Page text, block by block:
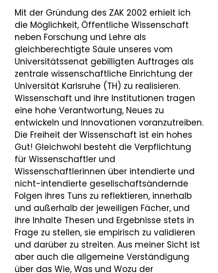
Mit der Gründung des ZAK 2002 erhielt ich
die Möglichkeit, Öffentliche Wissenschaft
neben Forschung und Lehre als
gleichberechtigte Säule unseres vom
Universitätssenat gebilligten Auftrages als
zentrale wissenschaftliche Einrichtung der
Universität Karlsruhe (TH) zu realisieren.
Wissenschaft und ihre Institutionen tragen
eine hohe Verantwortung, Neues zu
entwickeln und Innovationen voranzutreiben.
Die Freiheit der Wissenschaft ist ein hohes
Gut! Gleichwohl besteht die Verpflichtung
für Wissenschaftler und
Wissenschaftlerinnen über intendierte und
nicht-intendierte gesellschaftsändernde
Folgen ihres Tuns zu reflektieren, innerhalb
und außerhalb der jeweiligen Fächer, und
ihre Inhalte Thesen und Ergebnisse stets in
Frage zu stellen, sie empirisch zu validieren
und darüber zu streiten. Aus meiner Sicht ist
aber auch die allgemeine Verständigung
über das Wie, Was und Wozu der